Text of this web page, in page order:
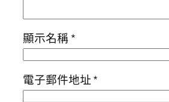
顯示名稱*
電子郵件地址*